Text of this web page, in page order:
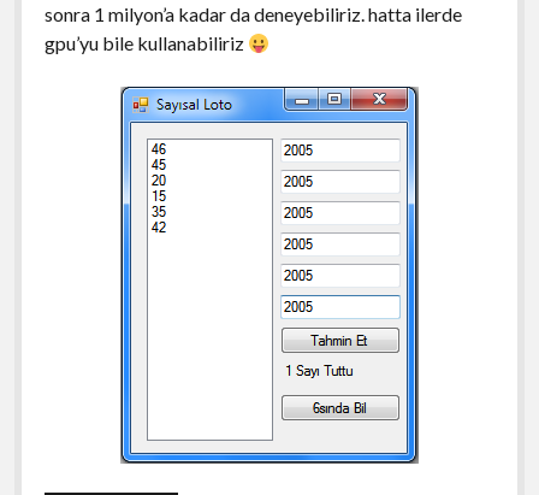
sonra 1 milyon’a kadar da deneyebiliriz. hatta ilerde
gpu’yu bile kullanabiliriz